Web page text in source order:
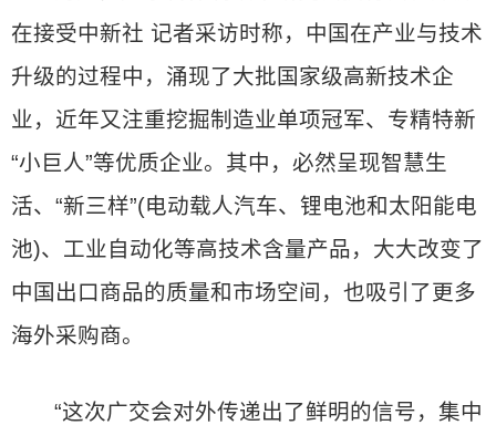
在接受中新社 记者采访时称，中国在产业与技术
升级的过程中，涌现了大批国家级高新技术企
业，近年又注重挖掘制造业单项冠军、专精特新
“小巨人”等优质企业。其中，必然呈现智慧生
活、“新三样”(电动载人汽车、锂电池和太阳能电
池)、工业自动化等高技术含量产品，大大改变了
中国出口商品的质量和市场空间，也吸引了更多
海外采购商。
“这次广交会对外传递出了鲜明的信号，集中